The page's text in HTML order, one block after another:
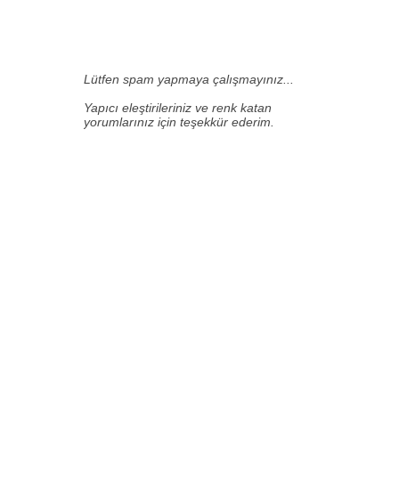
Lütfen spam yapmaya çalışmayınız...
Yapıcı eleştirileriniz ve renk katan
yorumlarınız için teşekkür ederim.